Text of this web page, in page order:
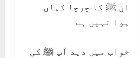
ان ﷺ کا چرچا کہاں
ہوا نہیں ہے
خواب میں دید آپ ﷺ کی